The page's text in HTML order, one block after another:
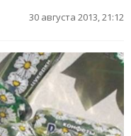
30 августа 2013, 21:12